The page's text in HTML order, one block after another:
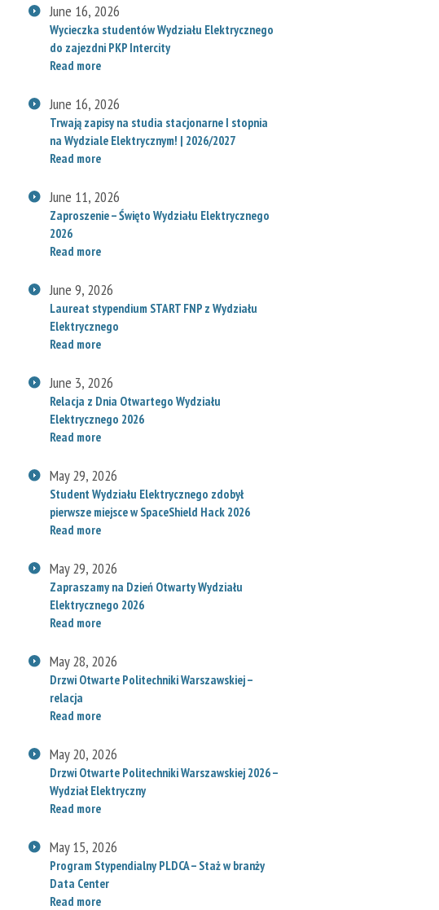
June 16, 2026
Wycieczka studentów Wydziału Elektrycznego
do zajezdni PKP Intercity
Read more
June 16, 2026
Trwają zapisy na studia stacjonarne I stopnia
na Wydziale Elektrycznym! | 2026/2027
Read more
June 11, 2026
Zaproszenie – Święto Wydziału Elektrycznego
2026
Read more
June 9, 2026
Laureat stypendium START FNP z Wydziału
Elektrycznego
Read more
June 3, 2026
Relacja z Dnia Otwartego Wydziału
Elektrycznego 2026
Read more
May 29, 2026
Student Wydziału Elektrycznego zdobył
pierwsze miejsce w SpaceShield Hack 2026
Read more
May 29, 2026
Zapraszamy na Dzień Otwarty Wydziału
Elektrycznego 2026
Read more
May 28, 2026
Drzwi Otwarte Politechniki Warszawskiej –
relacja
Read more
May 20, 2026
Drzwi Otwarte Politechniki Warszawskiej 2026 –
Wydział Elektryczny
Read more
May 15, 2026
Program Stypendialny PLDCA – Staż w branży
Data Center
Read more